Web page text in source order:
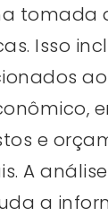
tomada
Isso
ao
e
A
a